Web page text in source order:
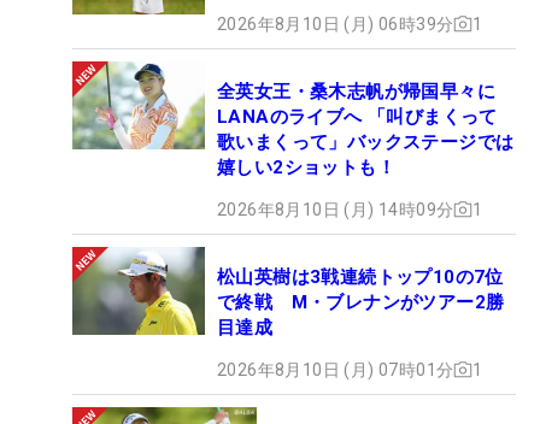
2026年8月10日 (月) 06時39分 1
全英女王・桑木志帆が帰国早々に
LANAのライブへ 「叫びまくって
歌いまくって」バックステージでは
嬉しい2ショットも！
2026年8月10日 (月) 14時09分 1
松山英樹は3戦連続トップ10の7位
で終戦 M・ブレナンがツアー2勝
目達成
2026年8月10日 (月) 07時01分 1